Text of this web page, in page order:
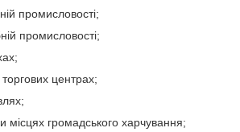
промисловості;
промисловості;
центрах;
місцях громадського харчування;